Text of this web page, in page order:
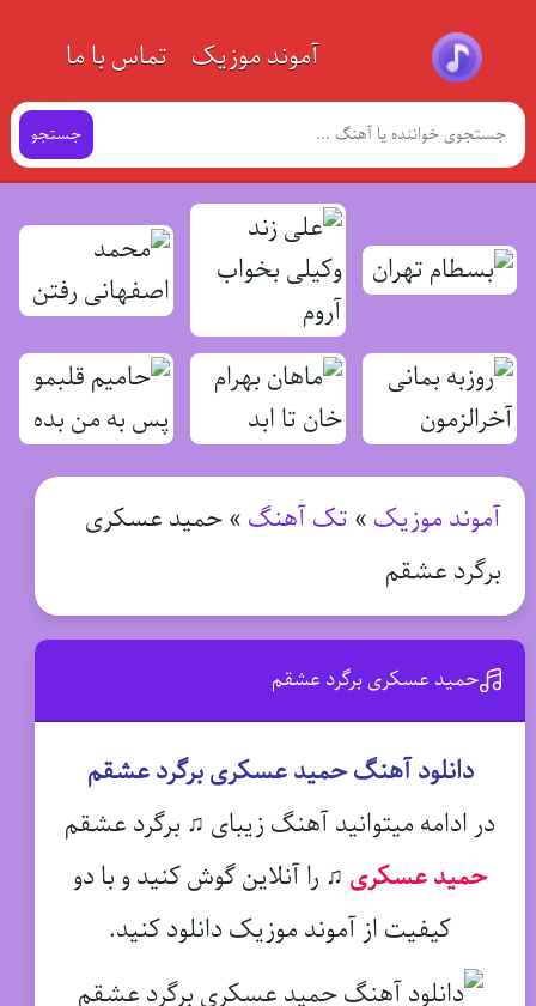
آموند موزیک تماس با ما
جستجو
آموند موزیک » تک آهنگ »حمید عسکری
برگرد عشقم
حمید عسکری برگرد عشقم
دانلود آهنگ حمید عسکری برگرد عشقم
در ادامه میتوانید آهنگ زیبای ♫ برگرد عشقم
حمید عسکری ♫ را آنلاین گوش کنید و با دو
کیفیت از آموند موزیک دانلود کنید.